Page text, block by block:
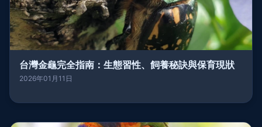
台灣金龜完全指南：生態習性、飼養秘訣與保育現狀
2026年01月11日